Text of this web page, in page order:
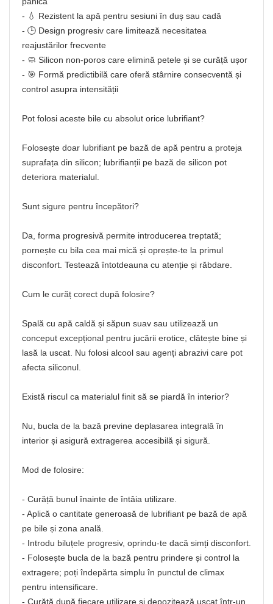
- 💧 Rezistent la apă pentru sesiuni în duș sau cadă
- 🕒 Design progresiv care limitează necesitatea
reajustărilor frecvente
- 🧼 Silicon non-poros care elimină petele și se curăță ușor
- 🎯 Formă predictibilă care oferă stârnire consecventă și
control asupra intensității
Pot folosi aceste bile cu absolut orice lubrifiant?
Folosește doar lubrifiant pe bază de apă pentru a proteja
suprafața din silicon; lubrifianții pe bază de silicon pot
deteriora materialul.
Sunt sigure pentru începători?
Da, forma progresivă permite introducerea treptată;
pornește cu bila cea mai mică și oprește-te la primul
disconfort. Testează întotdeauna cu atenție și răbdare.
Cum le curăț corect după folosire?
Spală cu apă caldă și săpun suav sau utilizează un
conceput excepțional pentru jucării erotice, clătește bine și
lasă la uscat. Nu folosi alcool sau agenți abrazivi care pot
afecta siliconul.
Există riscul ca materialul finit să se piardă în interior?
Nu, bucla de la bază previne deplasarea integrală în
interior și asigură extragerea accesibilă și sigură.
Mod de folosire:
- Curăță bunul înainte de întâia utilizare.
- Aplică o cantitate generoasă de lubrifiant pe bază de apă
pe bile și zona anală.
- Introdu biluțele progresiv, oprindu-te dacă simți disconfort.
- Folosește bucla de la bază pentru prindere și control la
extragere; poți îndepărta simplu în punctul de climax
pentru intensificare.
- Curăță după fiecare utilizare și depozitează uscat într-un